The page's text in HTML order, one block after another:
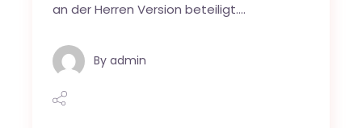
an der Herren Version beteiligt….
By admin